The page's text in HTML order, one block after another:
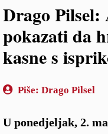
Drago
pokazati da
kasne s
Piše: Drago Pilsel
U ponedjeljak, 2.